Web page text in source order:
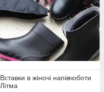
Вставки в жіночі напівчоботи
Літма